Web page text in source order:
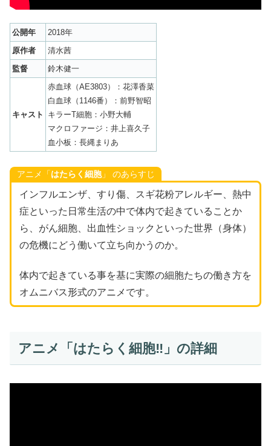
公開年
2018年
原作者
清水茜
監督
鈴木健一
キャスト
赤血球（AE3803）：花澤香菜
白血球（1146番）：前野智昭
キラーT細胞：小野大輔
マクロファージ：井上喜久子
血小板：長縄まりあ
アニメ「はたらく細胞」 のあらすじ
インフルエンザ、すり傷、スギ花粉アレルギー、熱中
症といった日常生活の中で体内で起きていることか
ら、がん細胞、出血性ショックといった世界（身体）
の危機にどう働いて立ち向かうのか。
体内で起きている事を基に実際の細胞たちの働き方を
オムニバス形式のアニメです。
アニメ「はたらく細胞‼︎」の詳細